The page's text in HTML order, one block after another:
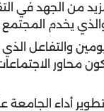
من الجهد في
والذي يخدم
والتفاعل
محاور
أداء الجامعة